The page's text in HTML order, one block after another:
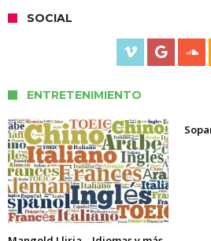
SOCIAL
ENTRETENIMIENTO